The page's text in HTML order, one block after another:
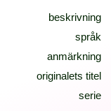
beskrivning
språk
anmärkning
originalets titel
serie